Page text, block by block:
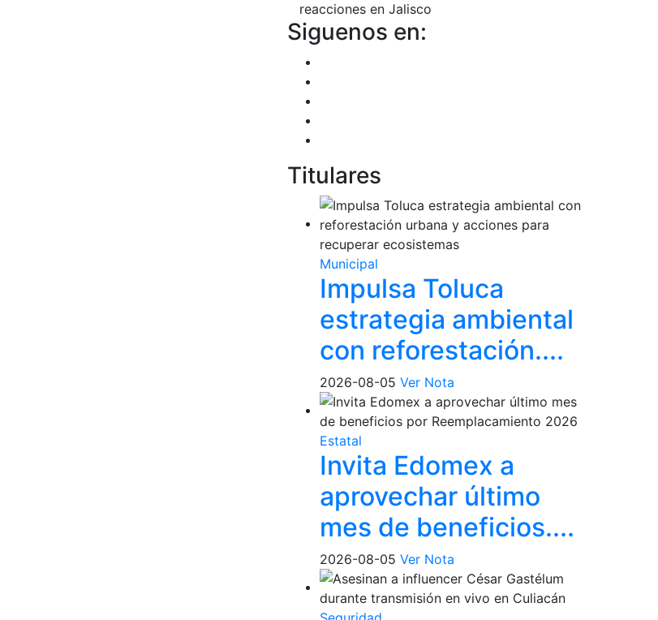
reacciones en Jalisco
Siguenos en:
Titulares
Municipal
Impulsa Toluca
estrategia ambiental
con reforestación....
2026-08-05 Ver Nota
Estatal
Invita Edomex a
aprovechar último
mes de beneficios....
2026-08-05 Ver Nota